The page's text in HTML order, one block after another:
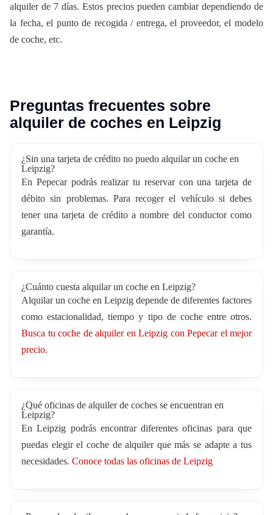
alquiler de 7 días. Estos precios pueden cambiar dependiendo de
la fecha, el punto de recogida / entrega, el proveedor, el modelo
de coche, etc.
Preguntas frecuentes sobre
alquiler de coches en Leipzig
¿Sin una tarjeta de crédito no puedo alquilar un coche en
Leipzig?
En Pepecar podrás realizar tu reservar con una tarjeta de
débito sin problemas. Para recoger el vehículo si debes
tener una tarjeta de crédito a nombre del conductor como
garantía.
¿Cuánto cuesta alquilar un coche en Leipzig?
Alquilar un coche en Leipzig depende de diferentes factores
como estacionalidad, tiempo y tipo de coche entre otros.
Busca tu coche de alquiler en Leipzig con Pepecar el mejor
precio.
¿Qué oficinas de alquiler de coches se encuentran en
Leipzig?
En Leipzig podrás encontrar diferentes oficinas para que
puedas elegir el coche de alquiler que más se adapte a tus
necesidades. Conoce todas las oficinas de Leipzig